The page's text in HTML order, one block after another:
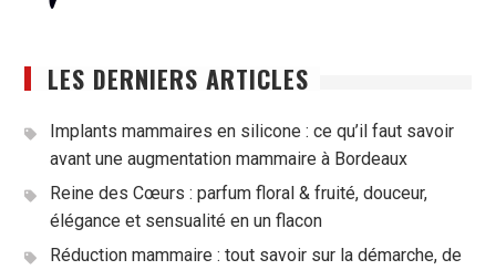
LES DERNIERS ARTICLES
Implants mammaires en silicone : ce qu’il faut savoir
avant une augmentation mammaire à Bordeaux
Reine des Cœurs : parfum floral & fruité, douceur,
élégance et sensualité en un flacon
Réduction mammaire : tout savoir sur la démarche, de